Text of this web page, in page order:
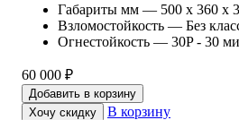
Габариты мм — 500 x 360 x
Взломостойкость — Без
Огнестойкость — 30P - 30
60 000 ₽
Добавить в корзину
Хочу скидку
В корзину